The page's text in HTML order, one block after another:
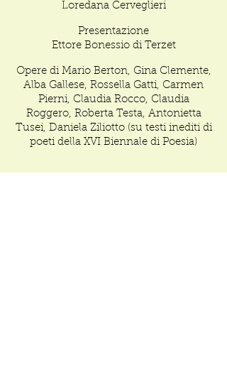
Loredana Cerveglieri
Presentazione
Ettore Bonessio di Terzet
Opere di Mario Berton, Gina Clemente,
Alba Gallese, Rossella Gatti, Carmen
Pierni, Claudia Rocco, Claudia
Roggero, Roberta Testa, Antonietta
Tusei, Daniela Ziliotto (su testi inediti di
poeti della XVI Biennale di Poesia)